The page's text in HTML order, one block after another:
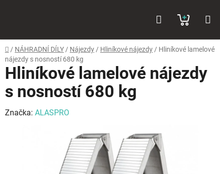
KOŠÍK
Domů
/ NÁHRADNÍ DÍLY / Nájezdy / Hliníkové nájezdy / Hliníkové lamelové
nájezdy s nosností 680 kg
Hliníkové lamelové nájezdy
s nosností 680 kg
Značka: ALASPRO